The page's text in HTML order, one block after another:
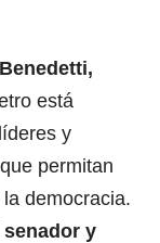
está
y
permitan
democracia.
y